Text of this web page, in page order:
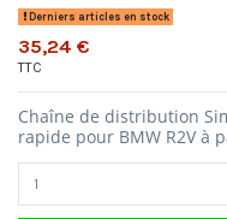
Derniers articles en stock
35,24 €
TTC
Chaîne de distribution
rapide pour BMW R2V à